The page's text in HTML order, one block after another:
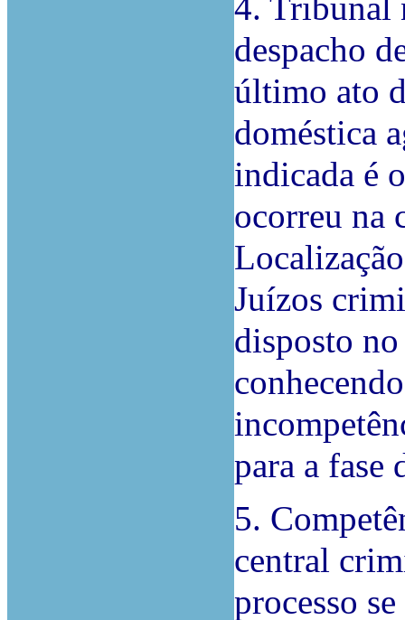
4. Tribunal
despacho
último ato
doméstica
indicada é
ocorreu na
Juízos
disposto no
para a fase
5.
central
processo